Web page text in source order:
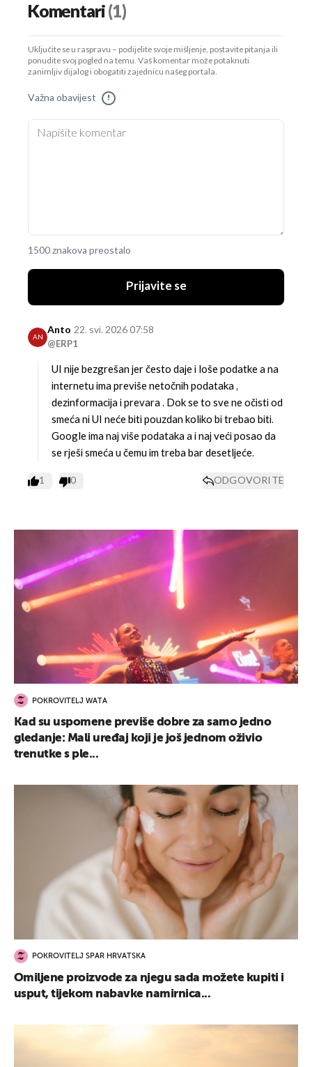
Komentari(1)
Uključite se u raspravu – podijelite svoje mišljenje, postavite pitanja ili
ponudite svoj pogled na temu. Vaš komentar može potaknuti
zanimljiv dijalog i obogatiti zajednicu našeg portala.
Važna obavijest !
1500 znakova preostalo
Prijavite se
AN
Anto
@ERP1
22. svi. 2026 07:58
UI nije bezgrešan jer često daje i loše podatke a na
internetu ima previše netočnih podataka ,
dezinformacija i prevara . Dok se to sve ne očisti od
smeća ni UI neće biti pouzdan koliko bi trebao biti.
Google ima naj više podataka a i naj veći posao da
se rješi smeća u čemu im treba bar desetljeće.
1 0 ODGOVORITE
POKROVITELJ WATA
Kad su uspomene previše dobre za samo jedno
gledanje: Mali uređaj koji je još jednom oživio
trenutke s ple...
POKROVITELJ SPAR HRVATSKA
Omiljene proizvode za njegu sada možete kupiti i
usput, tijekom nabavke namirnica...